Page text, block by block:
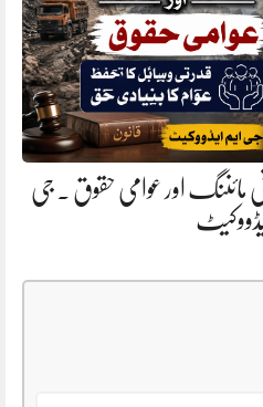
مائننگ اور عوامی حقوق . جی